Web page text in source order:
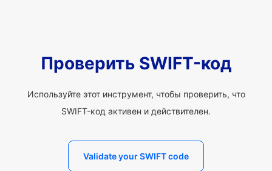
Проверить SWIFT-код
Используйте этот инструмент, чтобы проверить, что
SWIFT-код активен и действителен.
Validate your SWIFT code